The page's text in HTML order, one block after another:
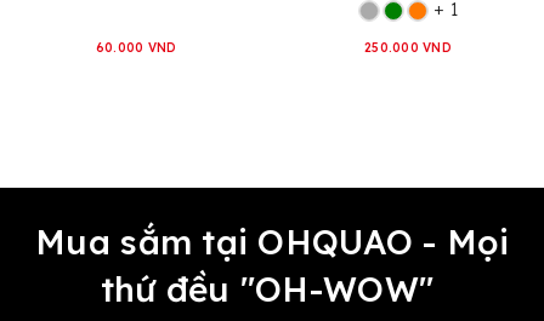
60.000 VND
+ 1
250.000 VND
Mua sắm tại OHQUAO - Mọi
thứ đều "OH-WOW"